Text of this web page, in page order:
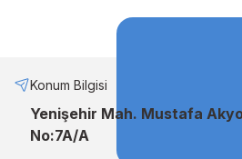
Bütçenizi zorlamadan kaliteli
etmenin en akıllı yoludur. Uzun
Neden TonerAğacı?
TonerAğacı, müşteri
geliştiriyor, siparişlerinizi en kısa
Konum Bilgisi
Yenişehir Mah. Mustafa
No:7A/A